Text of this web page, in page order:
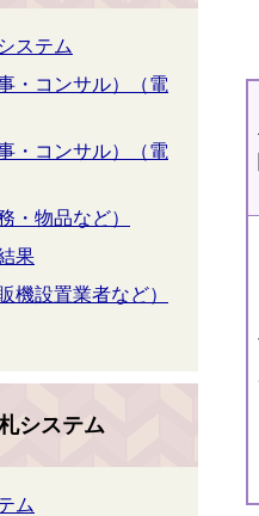
ステム
・コンサル）（電
・コンサル）（電
・物品など）
果
機設置業者など）
システム
ム